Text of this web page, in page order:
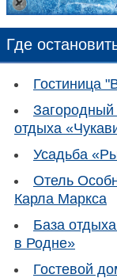
Где
Гостиница
Загородный
отдыха
Усадьба
Отель
Карла Маркса
База
в Родне»
Гостевой